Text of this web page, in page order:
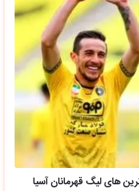
های لیگ قهرمانان آسیا